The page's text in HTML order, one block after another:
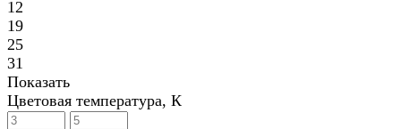
12
19
25
31
Показать
Цветовая температура, К